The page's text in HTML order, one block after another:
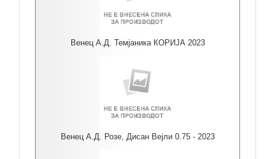
Венец А.Д. Темјаника КОРИЈА 2023
Венец А.Д. Розе, Дисан Вејли 0.75 - 2023